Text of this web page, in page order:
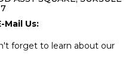
Us:
forget to learn about our